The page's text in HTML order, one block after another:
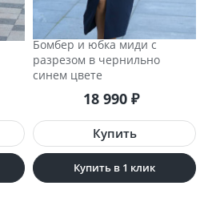
Бомбер и юбка миди с
разрезом в чернильно
синем цвете
18 990 ₽
Купить в 1 клик